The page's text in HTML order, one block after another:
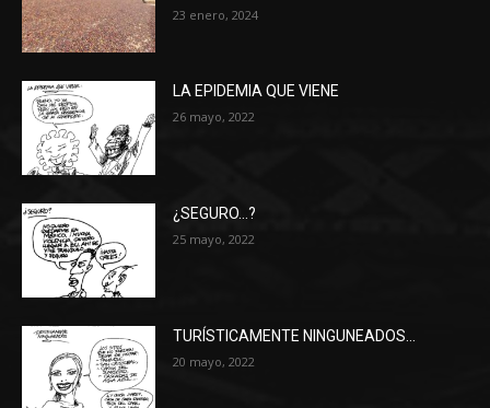
23 enero, 2024
LA EPIDEMIA QUE VIENE
26 mayo, 2022
¿SEGURO…?
25 mayo, 2022
TURÍSTICAMENTE NINGUNEADOS…
20 mayo, 2022